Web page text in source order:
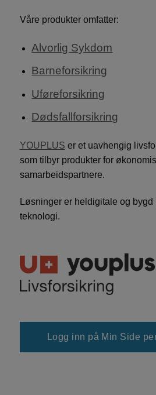
Våre produkter omfatter:
Alvorlig Sykdom
Barneforsikring
Uføreforsikring
Dødsfallforsikring
YOUPLUS er et uavhengig
som tilbyr produkter for
samarbeidspartnere.
Løsninger er heldigitale og bygd
teknologi.
Logg inn på Min Side